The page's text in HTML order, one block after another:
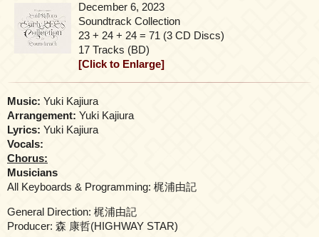
December 6, 2023
Soundtrack Collection
23 + 24 + 24 = 71 (3 CD Discs)
17 Tracks (BD)
[Click to Enlarge]
Music: Yuki Kajiura
Arrangement: Yuki Kajiura
Lyrics: Yuki Kajiura
Vocals:
Chorus:
Musicians
All Keyboards & Programming: 梶浦由記
General Direction: 梶浦由記
Producer: 森 康哲(HIGHWAY STAR)